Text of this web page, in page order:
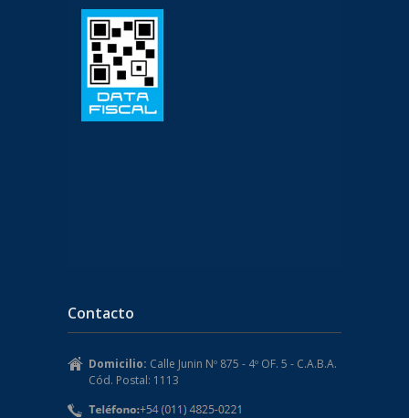
Contacto
Domicilio: Calle Junin Nº 875 - 4º OF. 5 - C.A.B.A.
Cód. Postal: 1113